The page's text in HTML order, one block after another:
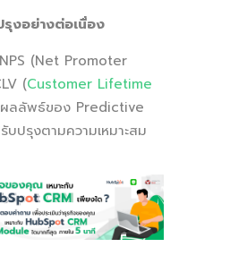
งอย่างต่อเนื่อง
(Net Promoter
(Customer Lifetime
ลลัพธ์ของ Predictive
บปรุงตามความเหมาะสม